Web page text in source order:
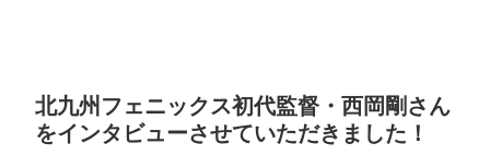
北九州フェニックス初代監督・西岡剛さん
をインタビューさせていただきました！